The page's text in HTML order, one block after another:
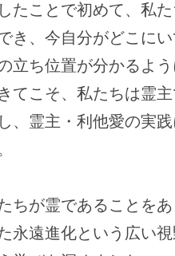
たことで初めて、私
き、今自分がどこに
立ち位置が分かるよ
てこそ、私たちは霊
、霊主・利他愛の実
ちが霊であることを
永遠進化という広い